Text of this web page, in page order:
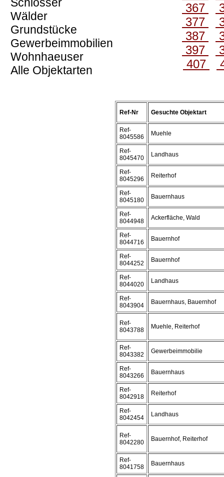
Wälder
Grundstücke
Gewerbeimmobilien
Wohnhaeuser
Alle Objektarten
367
377
387
397
407
Ref-Nr Gesuchte Objektart
Ref-
8045586
Muehle
Ref-
8045470
Landhaus
Ref-
8045296
Reiterhof
Ref-
8045180
Bauernhaus
Ref-
8044948
Ackerfläche, Wald
Ref-
8044716
Bauernhof
Ref-
8044252
Bauernhof
Ref-
8044020
Landhaus
Ref-
8043904
Bauernhaus, Bauernhof
Ref-
8043788
Muehle, Reiterhof
Ref-
8043382
Gewerbeimmobilie
Ref-
8043266
Bauernhaus
Ref-
8042918
Reiterhof
Ref-
8042454
Landhaus
Ref-
8042280
Bauernhof, Reiterhof
Ref-
8041758
Bauernhaus